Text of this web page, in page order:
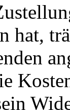
hat,